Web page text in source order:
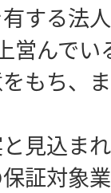
する法
営んでい
もち、
見込ま
証対象